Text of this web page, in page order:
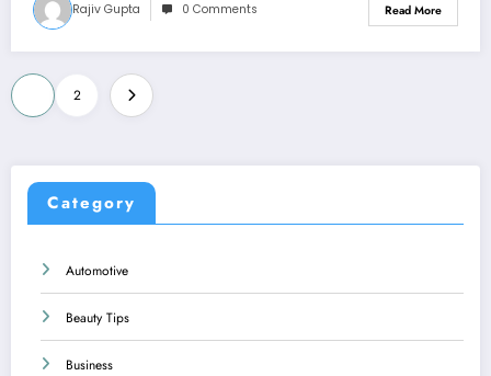
Rajiv Gupta 0 Comments Read More
Posts
pagination
2
Category
Automotive
Beauty Tips
Business